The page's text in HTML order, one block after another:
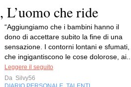
che ride
“Aggiungiamo che i bambini hanno il
dono di accettare subito la fine di una
sensazione. I contorni lontani e sfumati,
che ingigantiscono le cose dolorose,
Leggere il seguito
Da Silvy56